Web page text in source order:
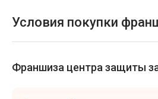
Условия покупки
Франшиза центра защиты